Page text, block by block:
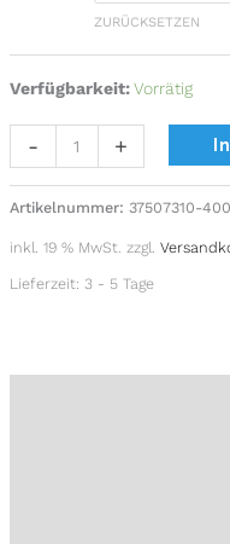
ZURÜCKSETZEN
Verfügbarkeit: Vorrätig
- +
Artikelnummer: 37507310-
inkl. 19 % MwSt. zzgl.
Lieferzeit: 3 - 5 Tage